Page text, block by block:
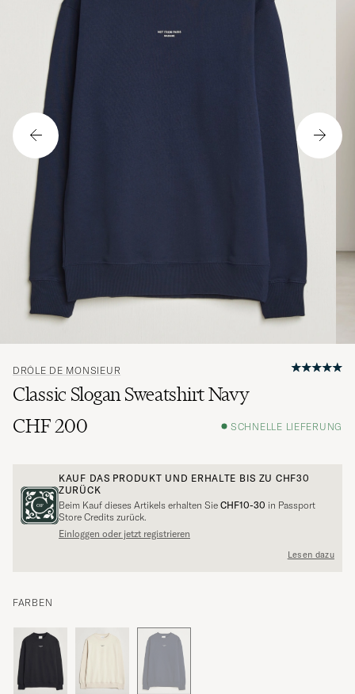
DRÔLE DE MONSIEUR
Classic Slogan Sweatshirt Navy
CHF 200
SCHNELLE LIEFERUNG
KAUF DAS PRODUKT UND ERHALTE BIS ZU CHF30
ZURÜCK
Beim Kauf dieses Artikels erhalten Sie CHF10-30 in Passport
Store Credits zurück.
Einloggen oder jetzt registrieren
Lesen dazu
FARBEN